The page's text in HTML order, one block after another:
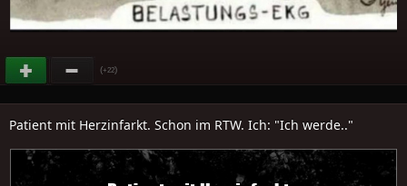
(+22)
Patient mit Herzinfarkt. Schon im RTW. Ich: "Ich werde.."